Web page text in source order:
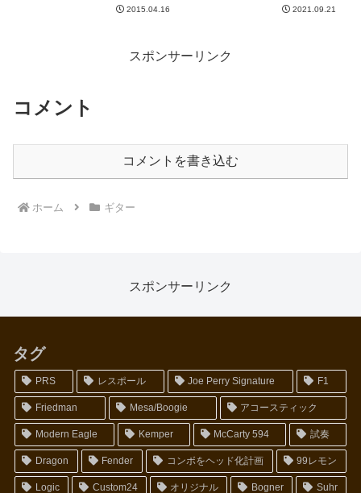
ジャー。左からタバコレンジャ
2015.04.16
Joe Perryモデルです。コレクタ
いましたね。この...
2021.09.21
スポンサーリンク
コメント
コメントを書き込む
ホーム ギター
スポンサーリンク
タグ
PRS レスポール Joe Perry Signature F1
Friedman Mesa/Boogie アコースティック
Modern Eagle Kemper McCarty 594 試奏
Dragon Fender コンボをヘッド化計画 99レモン
Logic Custom24 オリジナル Bogner Suhr